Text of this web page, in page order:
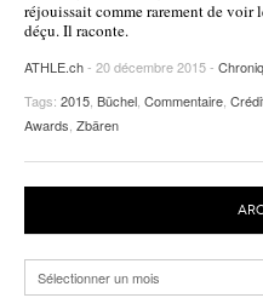
réjouissait comme rarement de voir
déçu. Il raconte.
ATHLE.ch- 20 décembre 2015 -
Tags: 2015 Büchel Commentaire
Awards Zbären
Archives